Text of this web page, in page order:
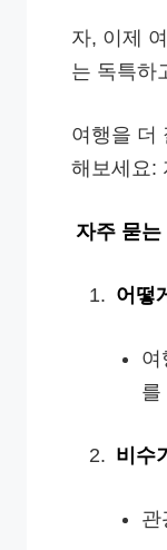
자, 이제
는 독특하
여행을 더
해보세요:
자주 묻는
어떻
여
를
비수
관